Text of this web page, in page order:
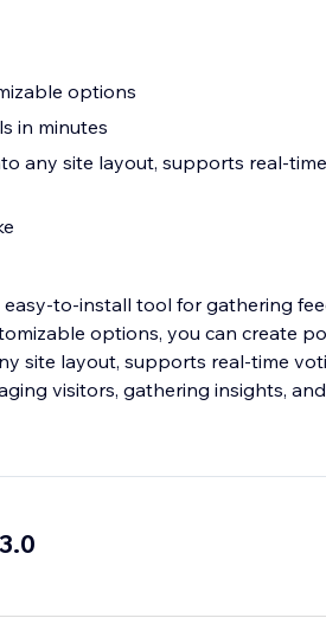
options
in minutes
any site layout, supports real-
easy-to-install tool for gathering
options, you can create
site layout, supports real-time
visitors, gathering insights,